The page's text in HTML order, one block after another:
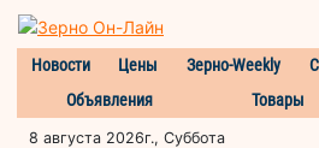
Новости Цены Зерно-Weekly
Объявления
Товары
8 августа 2026г., Суббота